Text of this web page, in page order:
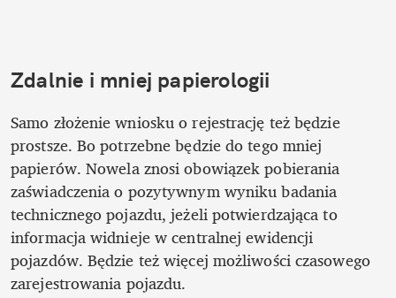
Zdalnie i mniej papierologii
Samo złożenie wniosku o rejestrację też będzie
prostsze. Bo potrzebne będzie do tego mniej
papierów. Nowela znosi obowiązek pobierania
zaświadczenia o pozytywnym wyniku badania
technicznego pojazdu, jeżeli potwierdzająca to
informacja widnieje w centralnej ewidencji
pojazdów. Będzie też więcej możliwości czasowego
zarejestrowania pojazdu.